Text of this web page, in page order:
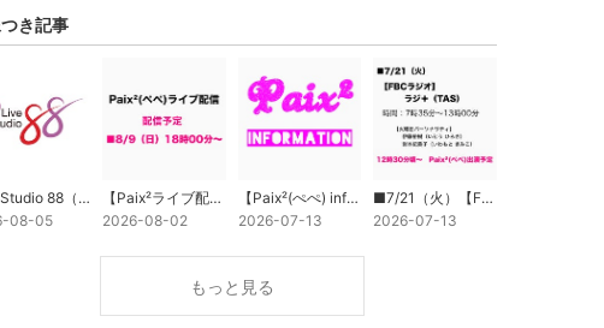
き記事
Live Studio 88（ライブ スタジオ はちはち）
08-05
【Paix²ライブ配信】■8/9（日）18時00分〜
2026-08-02
【Paix²(ぺぺ) information】
2026-07-13
■7/21（火）【FBCラジオ】ラジ＋（TAS）
2026-07-13
もっと見る